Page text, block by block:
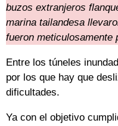
buzos extranjeros
marina tailandesa
fueron meticulosamente
Entre los túneles
por los que hay que
dificultades.
Ya con el objetivo